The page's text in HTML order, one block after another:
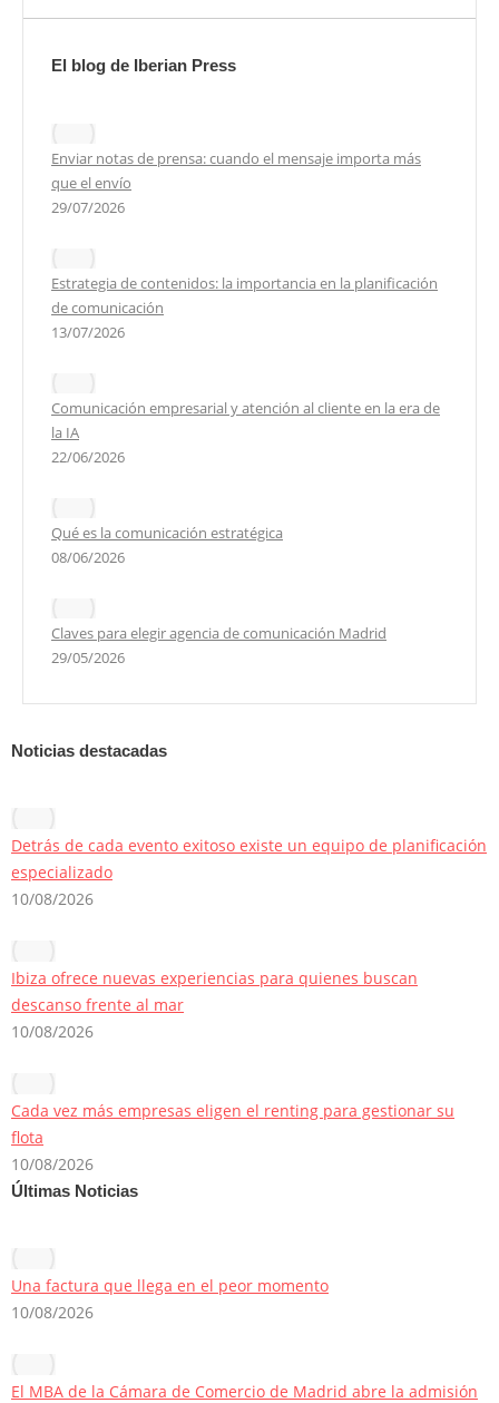
El blog de Iberian Press
Enviar notas de prensa: cuando el mensaje importa más
que el envío
29/07/2026
Estrategia de contenidos: la importancia en la planificación
de comunicación
13/07/2026
Comunicación empresarial y atención al cliente en la era de
la IA
22/06/2026
Qué es la comunicación estratégica
08/06/2026
Claves para elegir agencia de comunicación Madrid
29/05/2026
Noticias destacadas
Detrás de cada evento exitoso existe un equipo de planificación
especializado
10/08/2026
Ibiza ofrece nuevas experiencias para quienes buscan
descanso frente al mar
10/08/2026
Cada vez más empresas eligen el renting para gestionar su
flota
10/08/2026
Últimas Noticias
Una factura que llega en el peor momento
10/08/2026
El MBA de la Cámara de Comercio de Madrid abre la admisión